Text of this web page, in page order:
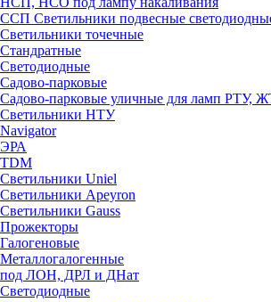
ССП Светильники подвесные
Светильники точечные
Стандратные
Светодиодные
Садово-парковые
Садово-парковые уличные для ламп РТУ,
Светильники НТУ
Navigator
ЭРА
TDM
Светильники Uniel
Светильники Apeyron
Светильники Gauss
Прожекторы
Галогеновые
Металлогалогенные
под ЛОН, ДРЛ и ДНат
Светодиодные